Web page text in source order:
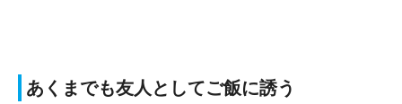
あくまでも友人としてご飯に誘う